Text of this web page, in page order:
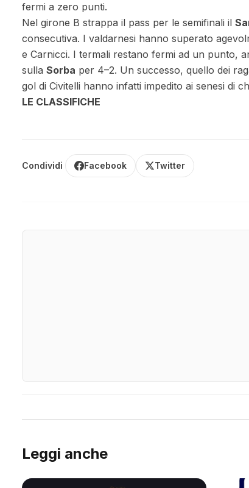
fermi a zero punti.
Nel girone B strappa il pass per le semifinali il
consecutiva. I valdarnesi hanno superato
e Carnicci. I termali restano fermi ad un punto,
sulla Sorba per 4–2. Un successo, quello dei
gol di Civitelli hanno infatti impedito ai senesi di
LE CLASSIFICHE
Condividi Facebook Twitter
Leggi anche